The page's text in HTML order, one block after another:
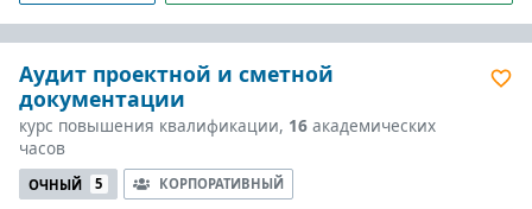
Аудит проектной и сметной
документации
курс повышения квалификации, 16 академических
часов
ОЧНЫЙ 5 КОРПОРАТИВНЫЙ